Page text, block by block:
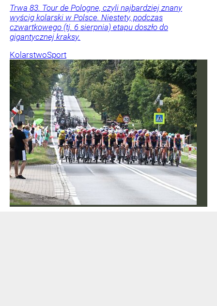
Trwa 83. Tour de Pologne, czyli najbardziej znany
wyścig kolarski w Polsce. Niestety, podczas
czwartkowego (tj. 6 sierpnia) etapu doszło do
gigantycznej kraksy.
KolarstwoSport